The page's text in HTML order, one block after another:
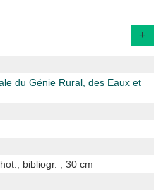
+
du Génie Rural, des Eaux et
bibliogr. ; 30 cm